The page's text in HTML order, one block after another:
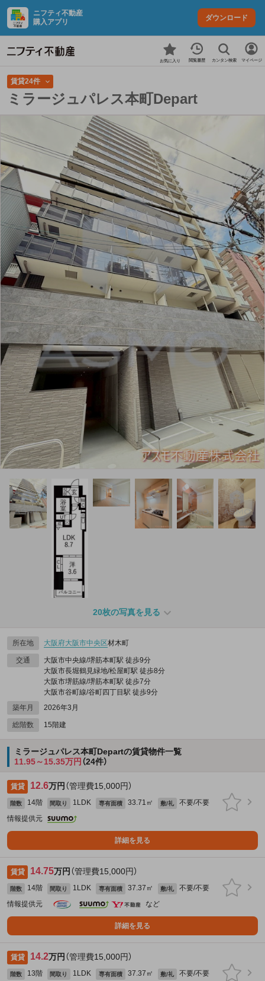
ニフティ不動産
購入アプリ
ダウンロード
お気に入り 閲覧履歴 カンタン検索 マイページ
賃貸24件
ミラージュパレス本町Depart
20枚の写真を見る
所在地 大阪府大阪市中央区材木町
交通
大阪市中央線/堺筋本町駅 徒歩9分
大阪市長堀鶴見緑地/松屋町駅 徒歩8分
大阪市堺筋線/堺筋本町駅 徒歩7分
大阪市谷町線/谷町四丁目駅 徒歩9分
築年月
2026年3月
総階数 15階建
ミラージュパレス本町Departの賃貸物件一覧
11.95～15.35万円 （24件）
賃貸 12.6万円 （管理費15,000円）
階数 14階 間取り 1LDK 専有面積 33.71㎡ 敷/礼
不要/不要
情報提供元
詳細を見る
賃貸 14.75万円 （管理費15,000円）
階数 14階 間取り 1LDK 専有面積 37.37㎡ 敷/礼
不要/不要
情報提供元
など
詳細を見る
賃貸 14.2万円 （管理費15,000円）
階数 13階 間取り 1LDK 専有面積 37.37㎡ 敷/礼
不要/不要